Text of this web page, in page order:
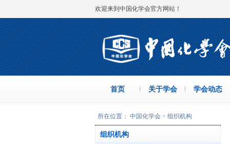
欢迎来到中国化学会官方网站！
首页 关于学会 学会动态
所在位置： 中国化学会 > 组织机构
组织机构